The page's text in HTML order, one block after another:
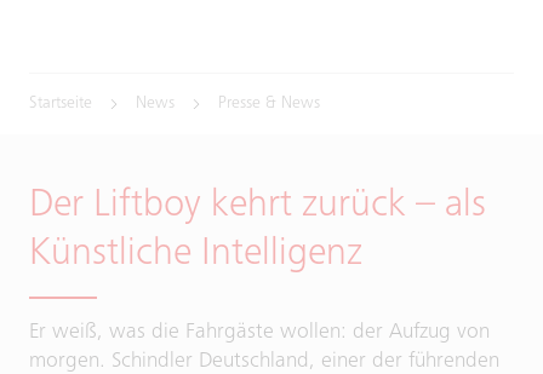
Startseite News Presse & News
Der Liftboy kehrt zurück – als
Künstliche Intelligenz
Er weiß, was die Fahrgäste wollen: der Aufzug von
morgen. Schindler Deutschland, einer der führenden